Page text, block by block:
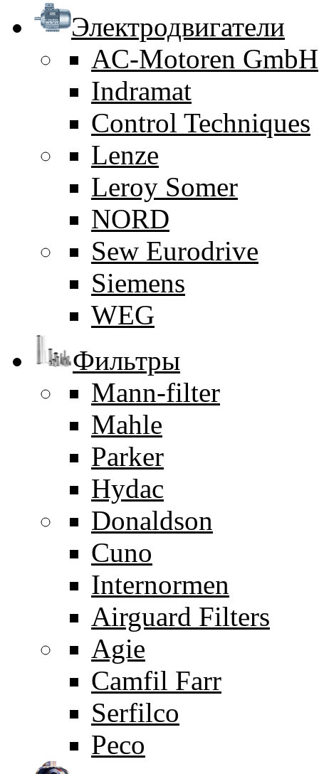
Электродвигатели
AC-Motoren GmbH
Indramat
Control Techniques
Lenze
Leroy Somer
NORD
Sew Eurodrive
Siemens
WEG
Фильтры
Mann-filter
Mahle
Parker
Hydac
Donaldson
Cuno
Internormen
Airguard Filters
Agie
Camfil Farr
Serfilco
Peco